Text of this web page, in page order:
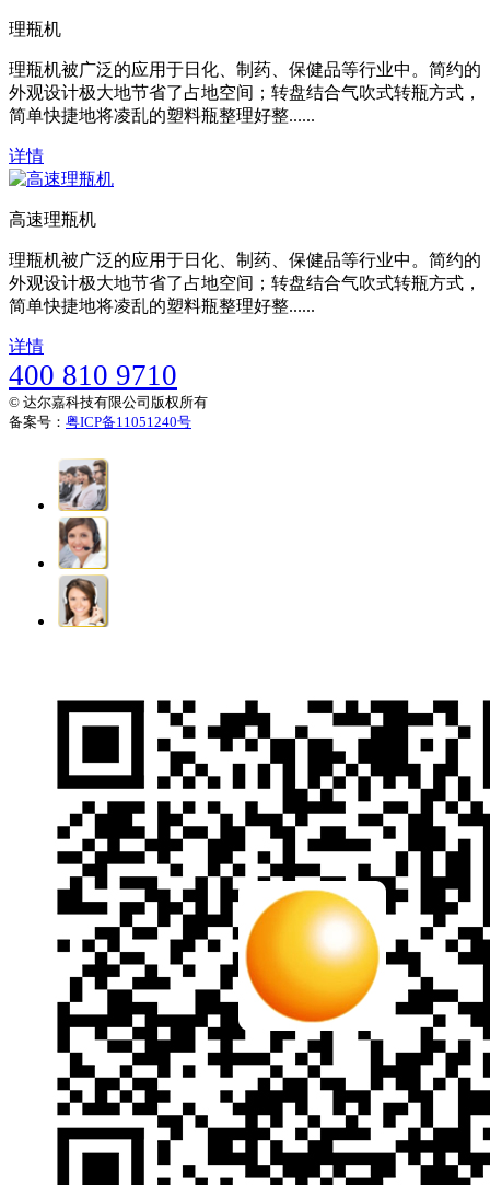
理瓶机
理瓶机被广泛的应用于日化、制药、保健品等行业中。简约的
外观设计极大地节省了占地空间；转盘结合气吹式转瓶方式，
简单快捷地将凌乱的塑料瓶整理好整......
详情
高速理瓶机
理瓶机被广泛的应用于日化、制药、保健品等行业中。简约的
外观设计极大地节省了占地空间；转盘结合气吹式转瓶方式，
简单快捷地将凌乱的塑料瓶整理好整......
详情
400 810 9710
© 达尔嘉科技有限公司版权所有
备案号： 粤ICP备11051240号